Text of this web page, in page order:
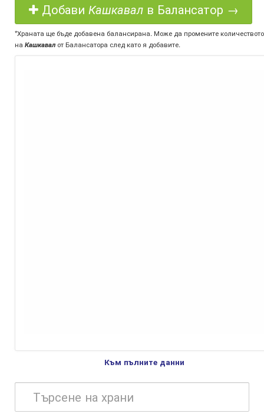
Добави Кашкавалв Балансатор →
*Храната ще бъде добавена балансирана. Може да промените количеството
на Кашкавал от Балансатора след като я добавите.
Към пълните данни